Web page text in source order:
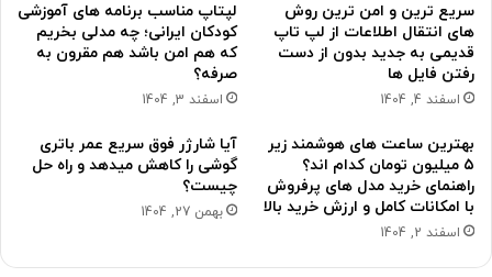
سریع ترین و امن ترین روش
های انتقال اطلاعات از لپ تاپ
قدیمی به جدید بدون از دست
رفتن فایل ها
اسفند 4, 1404
لپتاپ مناسب برنامه های آموزشی
کودکان ایرانی؛ چه مدلی بخریم
که هم امن باشد هم مقرون به
صرفه؟
اسفند 3, 1404
بهترین ساعت های هوشمند زیر
۵ میلیون تومان کدام اند؟
راهنمای خرید مدل های پرفروش
با امکانات کامل و ارزش خرید بالا
اسفند 2, 1404
آیا شارژر فوق سریع عمر باتری
گوشی را کاهش میدهد و راه حل
چیست؟
بهمن 27, 1404